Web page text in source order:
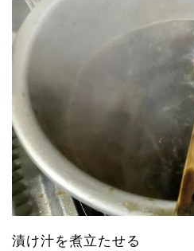
漬け汁を煮立たせる